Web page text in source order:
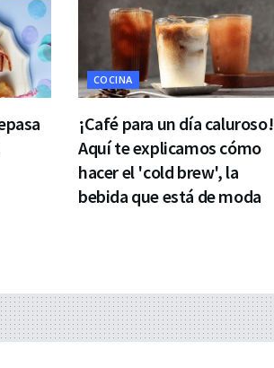
COCINA
¡Café para un día caluroso!
Aquí te explicamos cómo
hacer el 'cold brew', la
bebida que está de moda